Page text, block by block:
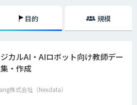
目的 規模
カルAI・AIロボット向け教師デー
・作成
株式会社（Nexdata）